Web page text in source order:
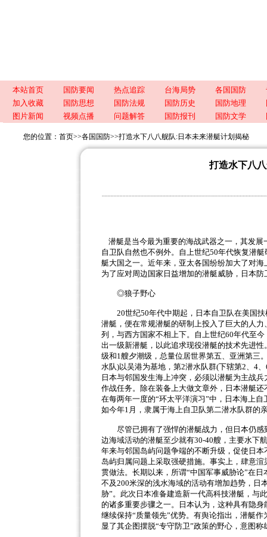
本站首页 国防要闻 热点追踪 台海局势 各国国防
加入收藏
国防思想 国防法规 国防历史 国防地理
图片新闻
视频点播 问题解答 国防报刊 国防文学
您的位置： 首页>>各国国防>>打造水下八八舰队:日本未来潜艇计划揭秘
打造水下八
潜艇是当今最为重要的海战武器之一，其发展
自卫队自然也不例外。自上世纪50年代恢复潜
艇大国之一。近年来，亚太各国纷纷加大了对
为了应对周边国家日益增加的潜艇威胁，日本
◎狼子野心
20世纪50年代中期起，日本自卫队在美国
潜艇，便在常规潜艇的研制上投入了巨大的人
列，与西方国家不相上下。自上世纪60年代至
出一级新潜艇，以此追求现役潜艇的技术先进
级和1艘夕潮级，总量位居世界第五、亚洲第三
水队)以吴港为基地，第2潜水队群(下辖第2、4
日本与邻国发生海上冲突，必须以潜艇为主战
作战任务。除在装备上大做文章外，日本潜艇
在每两年一度的“环太平洋演习”中，日本海上
如今年1月，隶属于海上自卫队第二潜水队群的
尽管已拥有了强悍的潜艇战力，但日本仍感
边海域活动的潜艇至少就有30-40艘，主要水下
年来与邻国岛屿问题争端的不断升级，促使日
岛屿归属问题上采取强硬措施。事实上，肆意
贯做法。长期以来，所谓“中国军事威胁论”在
不及200米深的浅水海域的活动有增加趋势，日
胁”。此次日本准备建造新一代高科技潜艇，与
的诸多重要步骤之一。日本认为，这种具有隐
继续保持“质量领先”优势。有舆论指出，潜艇
显了其企图摆脱“专守防卫”政策的野心，意图称